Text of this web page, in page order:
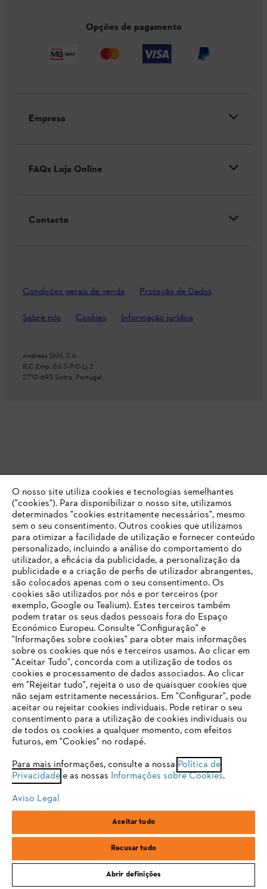
Opções de pagamento
Empresa
FAQs Loja Online
Contacto
Condições gerais de venda Proteção de Dados
Sobre nós Cookies Informação jurídica
Andreas Stihl, S.A.
R.C.Emp. Ed.3-P.0-Lj.2
2710-693 Sintra, Portugal
O SEU NAVEGADOR NÃO SUPORTA
ESTE WEBSITE
Está utilizar um navegador que ainda não suportamos. Para
obter o melhor uso de nosso site, recomendamos que altere
para um dos seguintes navegadores:
firefox chrome
safari edge
O nosso site utiliza cookies e tecnologias semelhantes
("cookies"). Para disponibilizar o nosso site, utilizamos
determinados "cookies estritamente necessários", mesmo
sem o seu consentimento. Outros cookies que utilizamos
para otimizar a facilidade de utilização e fornecer conteúdo
personalizado, incluindo a análise do comportamento do
utilizador, a eficácia da publicidade, a personalização da
publicidade e a criação de perfis de utilizador abrangentes,
são colocados apenas com o seu consentimento. Os
cookies são utilizados por nós e por terceiros (por
exemplo, Google ou Tealium). Estes terceiros também
podem tratar os seus dados pessoais fora do Espaço
Económico Europeu. Consulte "Configuração" e
"Informações sobre cookies" para obter mais informações
sobre os cookies que nós e terceiros usamos. Ao clicar em
"Aceitar Tudo", concorda com a utilização de todos os
cookies e processamento de dados associados. Ao clicar
em "Rejeitar tudo", rejeita o uso de quaisquer cookies que
não sejam estritamente necessários. Em "Configurar", pode
aceitar ou rejeitar cookies individuais. Pode retirar o seu
consentimento para a utilização de cookies individuais ou
de todos os cookies a qualquer momento, com efeitos
futuros, em "Cookies" no rodapé.
Para mais informações, consulte a nossa Política de
Privacidadee as nossas Informações sobre Cookies.
Aviso Legal
Aceitar tudo
Recusar tudo
Abrir definições